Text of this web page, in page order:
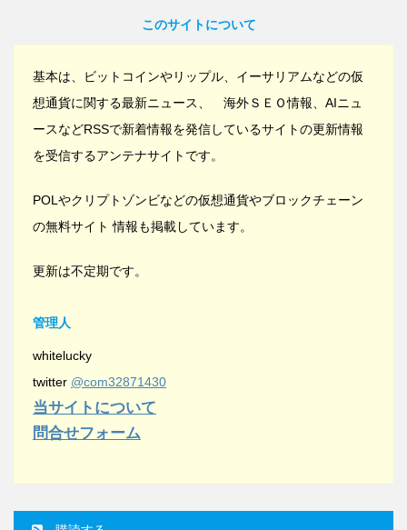
このサイトについて
基本は、ビットコインやリップル、イーサリアムなどの仮
想通貨に関する最新ニュース、 海外ＳＥＯ情報、AIニュ
ースなどRSSで新着情報を発信しているサイトの更新情報
を受信するアンテナサイトです。
POLやクリプトゾンビなどの仮想通貨やブロックチェーン
の無料サイト 情報も掲載しています。
更新は不定期です。
管理人
whitelucky
twitter @com32871430
当サイトについて
問合せフォーム